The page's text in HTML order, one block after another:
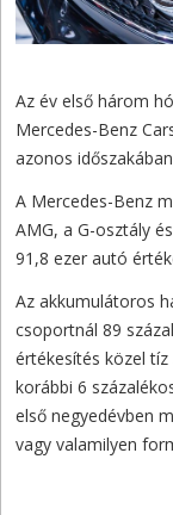
Az év első három
Mercedes-Benz
azonos
A Mercedes-Benz
AMG, a G-osztály
91,8 ezer autó
Az akkumulátoros
csoportnál 89
értékesítés közel
korábbi 6
első negyedévben
vagy valamilyen